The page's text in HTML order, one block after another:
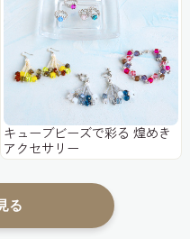
キューブビーズで彩る 煌めき
アクセサリー
る